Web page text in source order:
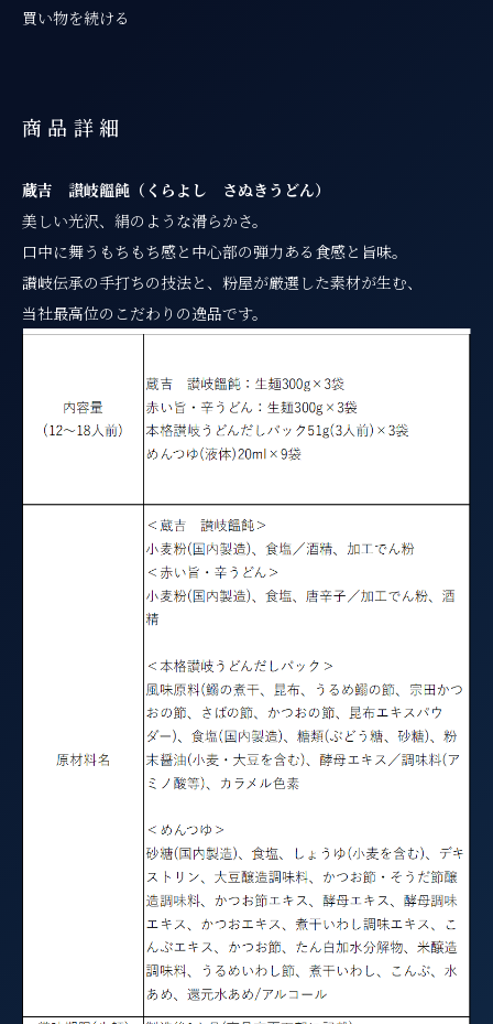
買い物を続ける
商品詳細
蔵吉 讃岐饂飩（くらよし さぬきうどん）
美しい光沢、絹のような滑らかさ。
口中に舞うもちもち感と中心部の弾力ある食感と旨味。
讃岐伝承の手打ちの技法と、粉屋が厳選した素材が生む、
当社最高位のこだわりの逸品です。